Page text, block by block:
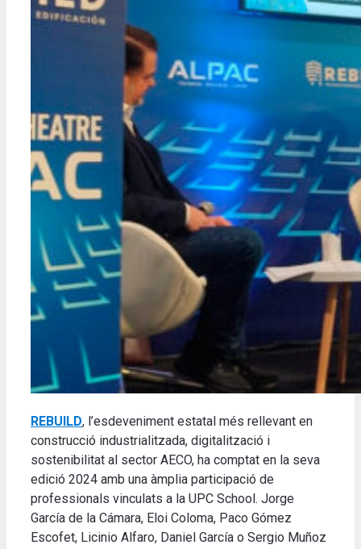
REBUILD, l’esdeveniment estatal més rellevant en
construcció industrialitzada, digitalització i
sostenibilitat al sector AECO, ha comptat en la seva
edició 2024 amb una àmplia participació de
professionals vinculats a la UPC School. Jorge
García de la Cámara, Eloi Coloma, Paco Gómez
Escofet, Licinio Alfaro, Daniel García o Sergio Muñoz